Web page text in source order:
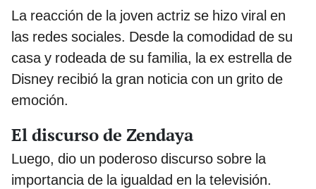
La reacción de la joven actriz se hizo viral en
las redes sociales. Desde la comodidad de su
casa y rodeada de su familia, la ex estrella de
Disney recibió la gran noticia con un grito de
emoción.
El discurso de Zendaya
Luego, dio un poderoso discurso sobre la
importancia de la igualdad en la televisión.